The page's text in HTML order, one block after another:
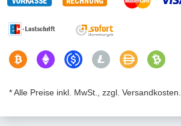
* Alle Preise inkl. MwSt., zzgl. Versandkosten.